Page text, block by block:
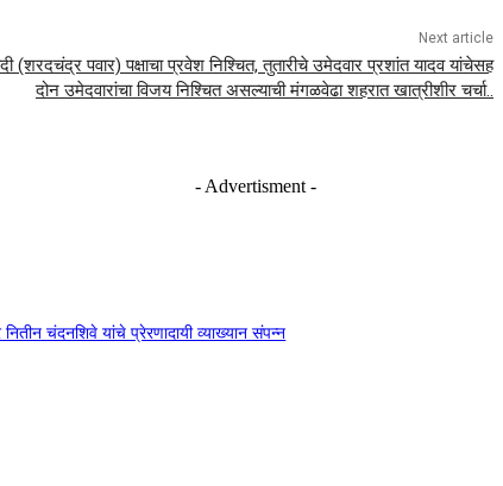
Next article
(शरदचंद्र पवार) पक्षाचा प्रवेश निश्चित, तुतारीचे उमेदवार प्रशांत यादव यांचेसह
दोन उमेदवारांचा विजय निश्चित असल्याची मंगळवेढा शहरात खात्रीशीर चर्चा..
- Advertisment -
चंदनशिवे यांचे प्रेरणादायी व्याख्यान संपन्न